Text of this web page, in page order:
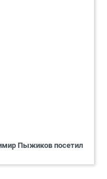
Пыжиков посетил